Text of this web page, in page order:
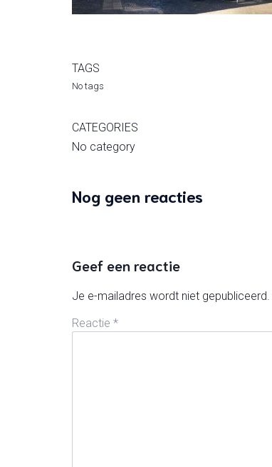
TAGS
No tags
CATEGORIES
No category
Nog geen reacties
Geef een reactie
Je e-mailadres wordt niet gepubliceerd.
Reactie *